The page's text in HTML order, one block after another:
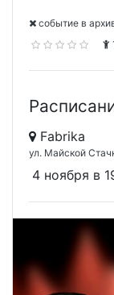
cобытие в
Fabrika
ул. Майской
4 ноября в